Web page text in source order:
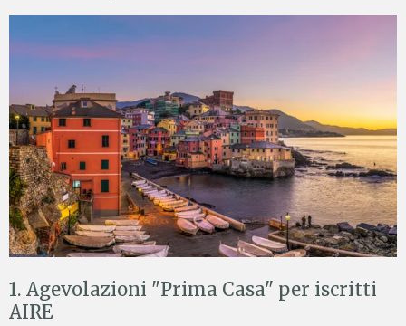
1. Agevolazioni "Prima Casa" per iscritti
AIRE